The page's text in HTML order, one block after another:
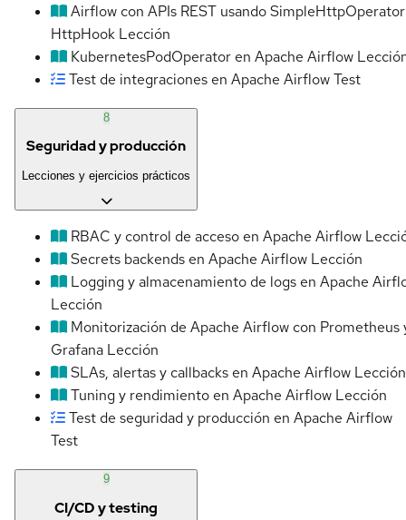
Airflow con APIs REST usando
HttpHook Lección
KubernetesPodOperator en Apache Airflow
Test de integraciones en Apache AirflowTest
8
Seguridad y producción
Lecciones y ejercicios prácticos
RBAC y control de acceso en Apache Airflow
Secrets backends en Apache Airflow Lección
Logging y almacenamiento de logs en Apache
Lección
Monitorización de Apache Airflow con Prometheus
Grafana Lección
SLAs, alertas y callbacks en Apache Airflow Lección
Tuning y rendimiento en Apache Airflow Lección
Test de seguridad y producción en Apache Airflow
Test
9
CI/CD y testing